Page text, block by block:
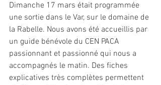
Dimanche 17 mars était programmée
une sortie dans le Var, sur le domaine de
la Rabelle. Nous avons été accueillis par
un guide bénévole du CEN PACA
passionnant et passionné qui nous a
accompagnés le matin. Des fiches
explicatives très complètes permettent